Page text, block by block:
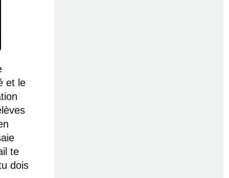
et le
te
dois